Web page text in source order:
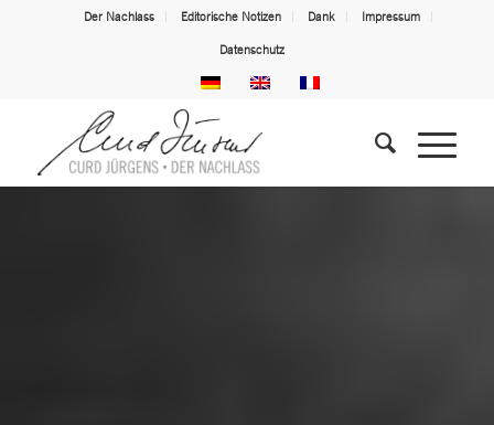
Der Nachlass Editorische Notizen Dank Impressum
Datenschutz